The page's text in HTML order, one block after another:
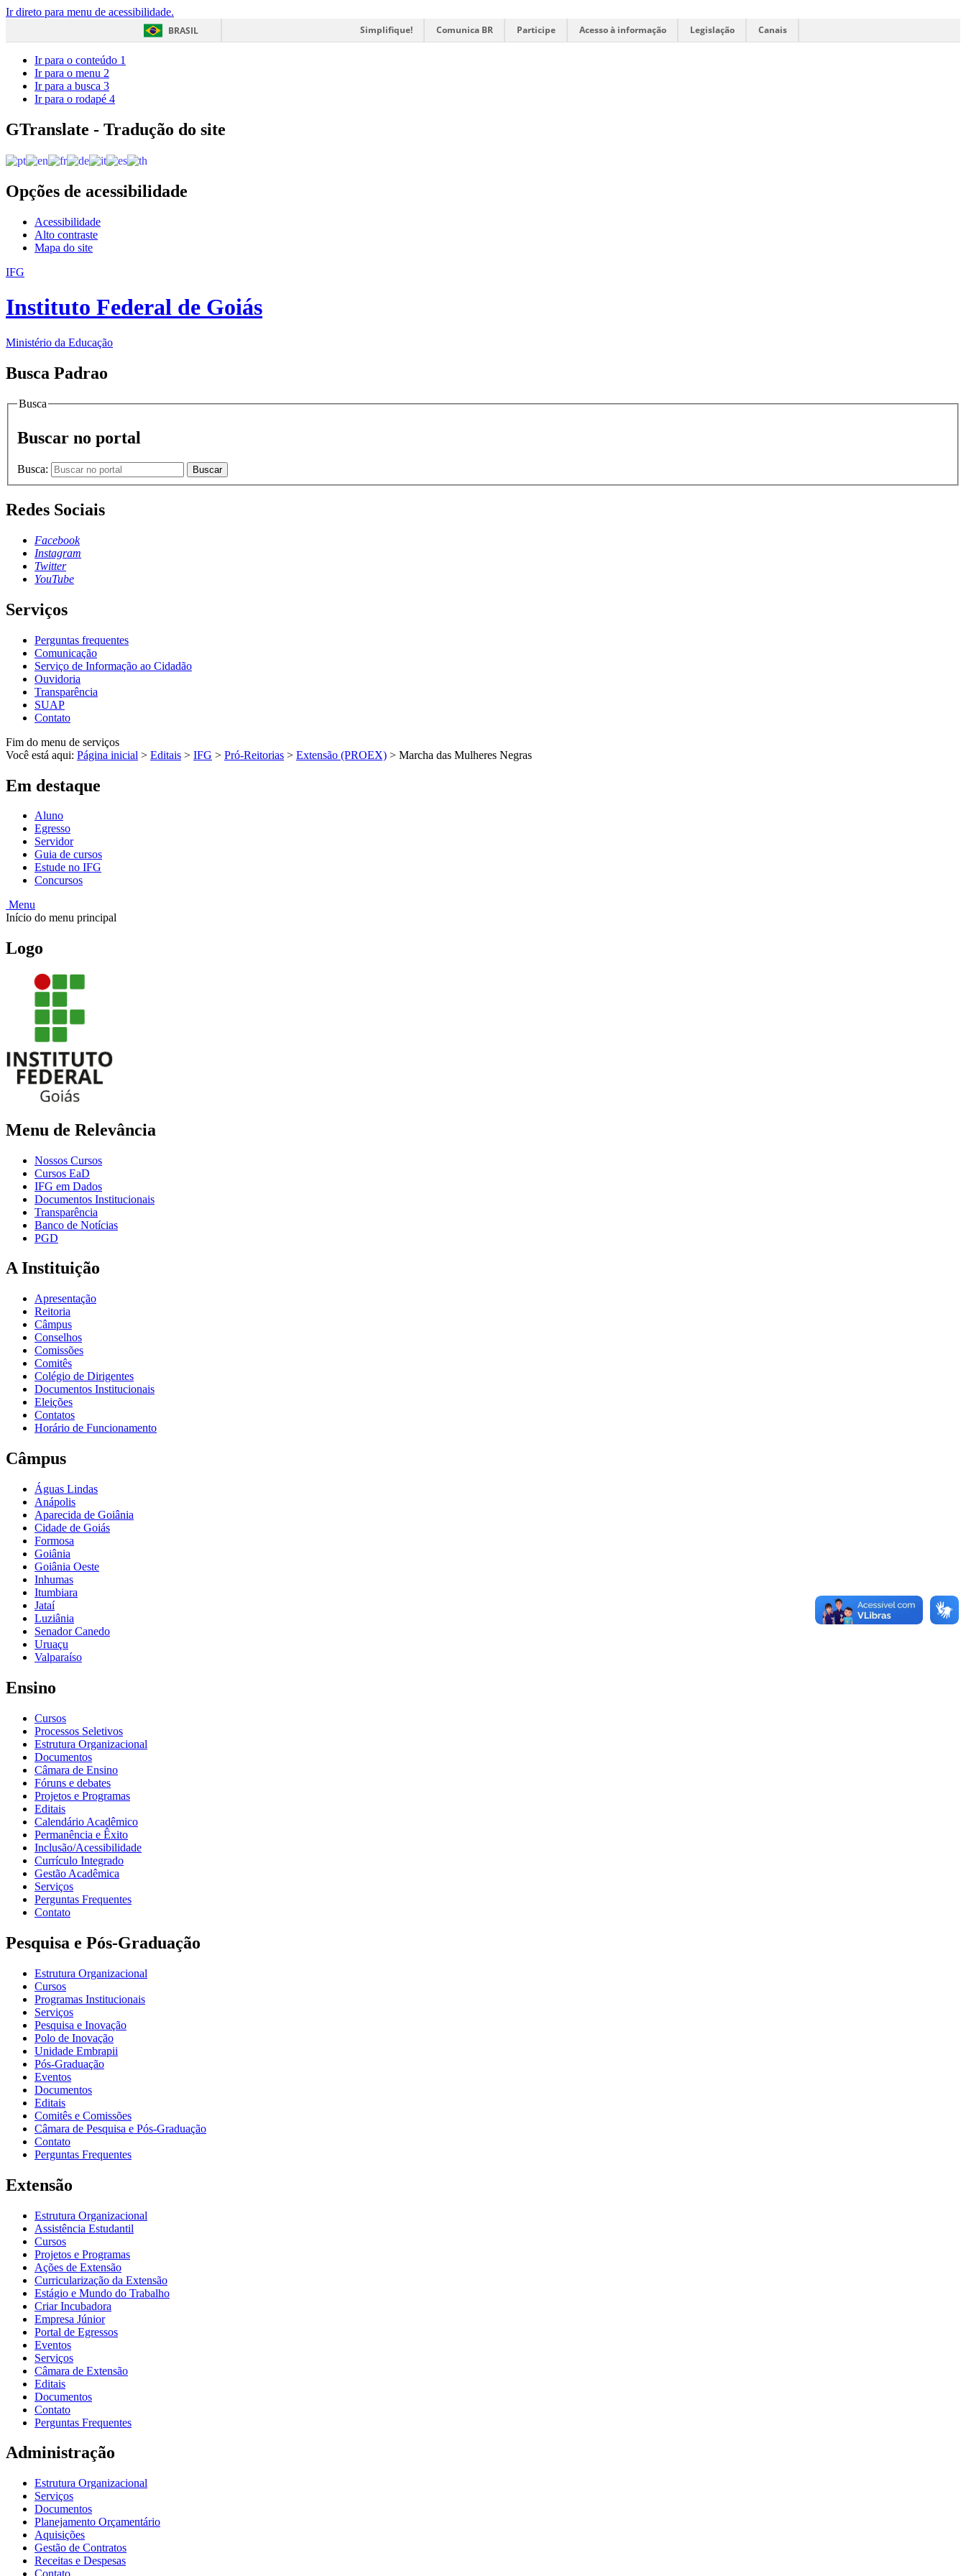
Ir direto para menu de acessibilidade.
BRASIL
Simplifique! Comunica BR Participe Acesso à informação Legislação Canais
Ir para o conteúdo 1
Ir para o menu 2
Ir para a busca 3
Ir para o rodapé 4
GTranslate - Tradução do site
Opções de acessibilidade
Acessibilidade
Alto contraste
Mapa do site
IFG
Instituto Federal de Goiás
Ministério da Educação
Busca Padrao
Busca
Buscar no portal
Busca: Buscar
Redes Sociais
Facebook
Instagram
Twitter
YouTube
Serviços
Perguntas frequentes
Comunicação
Serviço de Informação ao Cidadão
Ouvidoria
Transparência
SUAP
Contato
Fim do menu de serviços
Você está aqui: Página inicial > Editais > IFG > Pró-Reitorias > Extensão (PROEX) > Marcha das Mulheres Negras
Em destaque
Aluno
Egresso
Servidor
Guia de cursos
Estude no IFG
Concursos
Menu
Início do menu principal
Logo
Menu de Relevância
Nossos Cursos
Cursos EaD
IFG em Dados
Documentos Institucionais
Transparência
Banco de Notícias
PGD
A Instituição
Apresentação
Reitoria
Câmpus
Conselhos
Comissões
Comitês
Colégio de Dirigentes
Documentos Institucionais
Eleições
Contatos
Horário de Funcionamento
Câmpus
Águas Lindas
Anápolis
Aparecida de Goiânia
Cidade de Goiás
Formosa
Goiânia
Goiânia Oeste
Inhumas
Itumbiara
Jataí
Luziânia
Senador Canedo
Uruaçu
Valparaíso
Ensino
Cursos
Processos Seletivos
Estrutura Organizacional
Documentos
Câmara de Ensino
Fóruns e debates
Projetos e Programas
Editais
Calendário Acadêmico
Permanência e Êxito
Inclusão/Acessibilidade
Currículo Integrado
Gestão Acadêmica
Serviços
Perguntas Frequentes
Contato
Pesquisa e Pós-Graduação
Estrutura Organizacional
Cursos
Programas Institucionais
Serviços
Pesquisa e Inovação
Polo de Inovação
Unidade Embrapii
Pós-Graduação
Eventos
Documentos
Editais
Comitês e Comissões
Câmara de Pesquisa e Pós-Graduação
Contato
Perguntas Frequentes
Extensão
Estrutura Organizacional
Assistência Estudantil
Cursos
Projetos e Programas
Ações de Extensão
Curricularização da Extensão
Estágio e Mundo do Trabalho
Criar Incubadora
Empresa Júnior
Portal de Egressos
Eventos
Serviços
Câmara de Extensão
Editais
Documentos
Contato
Perguntas Frequentes
Administração
Estrutura Organizacional
Serviços
Documentos
Planejamento Orçamentário
Aquisições
Gestão de Contratos
Receitas e Despesas